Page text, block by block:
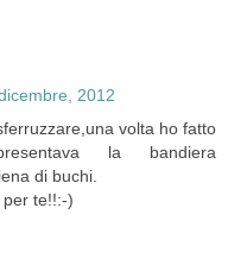
2012
volta ho fatto
la bandiera
di buchi.
te!!:-)